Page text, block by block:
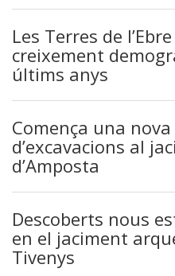
Les Terres de
creixement
últims anys
Comença una
d’excavacions al
d’Amposta
Descoberts nous
en el jaciment
Tivenys